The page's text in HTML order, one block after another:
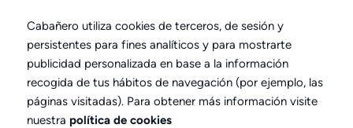
sistemas de iluminación para personalizar
aún más tu pérgola.
Durabilidad: Hechas con materiales de alta
calidad, nuestras pérgolas ofrecen
resistencia a las inclemencias del tiempo y
Cabañero utiliza cookies de terceros, de sesión y
persistentes para fines analíticos y para mostrarte
publicidad personalizada en base a la información
recogida de tus hábitos de navegación (por ejemplo, las
páginas visitadas). Para obtener más información visite
nuestra política de cookies